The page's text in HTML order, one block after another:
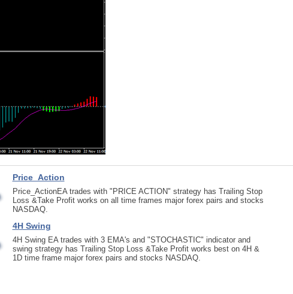
Price_Action
Price_ActionEA trades with "PRICE ACTION" strategy has Trailing Stop
Loss &Take Profit works on all time frames major forex pairs and stocks
NASDAQ.
4H Swing
4H Swing EA trades with 3 EMA's and "STOCHASTIC" indicator and
swing strategy has Trailing Stop Loss &Take Profit works best on 4H &
1D time frame major forex pairs and stocks NASDAQ.